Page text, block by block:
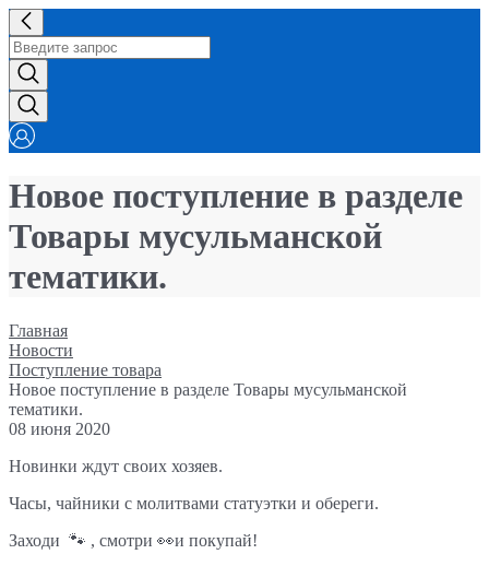
Новое поступление в разделе
Товары мусульманской
тематики.
Главная
Новости
Поступление товара
Новое поступление в разделе Товары мусульманской
тематики.
08 июня 2020
Новинки ждут своих хозяев.
Часы, чайники с молитвами статуэтки и обереги.
Заходи 🐾 , смотри 👀и покупай!